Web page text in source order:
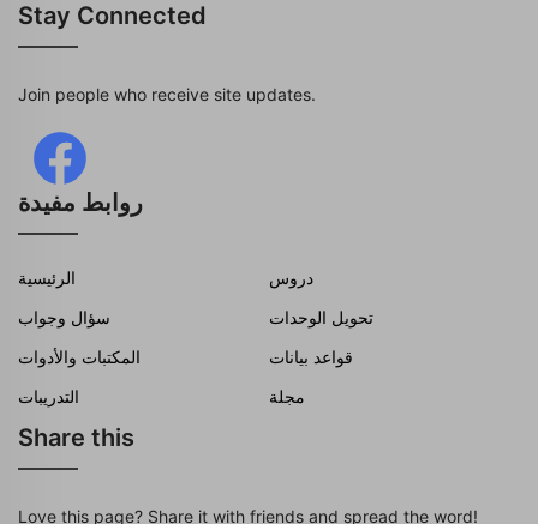
Stay Connected
Join people who receive site updates.
روابط مفيدة
الرئيسية
دروس
سؤال وجواب
تحويل الوحدات
المكتبات والأدوات
قواعد بيانات
التدريبات
مجلة
Share this
Love this page? Share it with friends and spread the word!